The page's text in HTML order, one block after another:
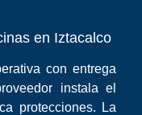
en Iztacalco
con entrega
instala el
protecciones. La